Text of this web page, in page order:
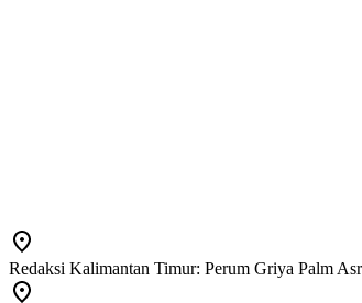
Redaksi Kalimantan Timur: Perum Griya Palm